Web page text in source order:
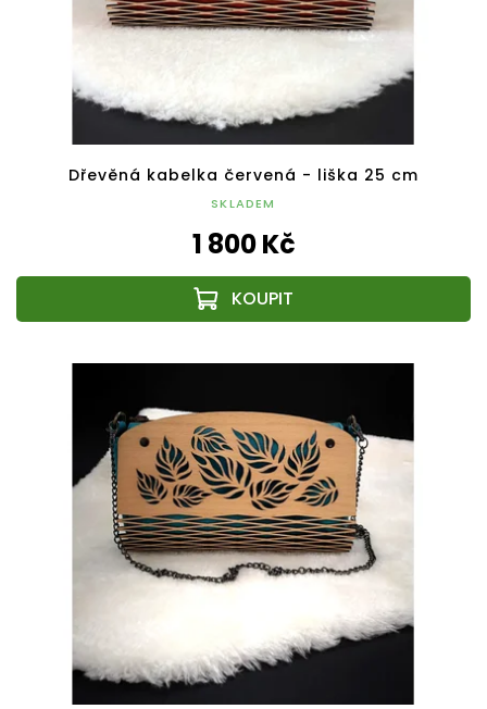
Dřevěná kabelka červená - liška 25 cm
SKLADEM
1 800 Kč